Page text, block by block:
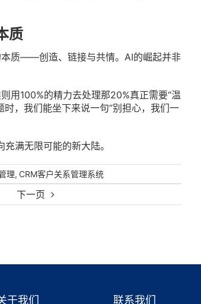
下一页
质
本质——创造、链接与共情。AI的崛起并非
用100%的精力去处理那20%真正需要“温
，我们能坐下来说一句“别担心，我们一
满无限可能的新大陆。
理, CRM客户关系管理系统
于我们 联系我们